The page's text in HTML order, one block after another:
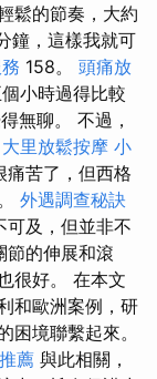
鬆的節奏，大約
鐘，這樣我就可
158。 頭痛放
小時過得比較
無聊。 不過，
大里放鬆按摩 小
痛苦了，但西格
外遇調查秘訣
可及，但並非不
節的伸展和滾
很好。 在本文
和歐洲案例，研
困境聯繫起來。
薦 與此相關，